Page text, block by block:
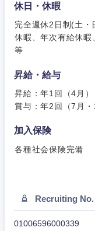
休日・休暇
完全週休2日制(土・
休暇、年次有給休暇
等
昇給・給与
昇給：年1回（4月）
賞与：年2回（7月・
加入保険
各種社会保険完備
Recruiting No.
01006596000339
滋賀県
奈良県